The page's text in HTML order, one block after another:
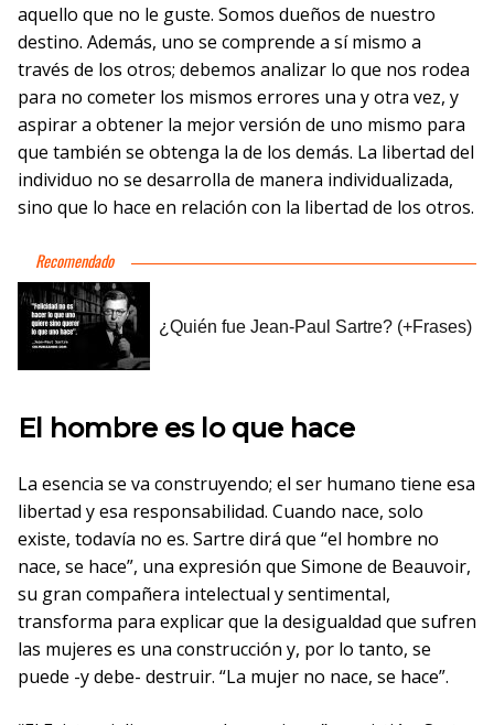
aquello que no le guste. Somos dueños de nuestro
destino. Además, uno se comprende a sí mismo a
través de los otros; debemos analizar lo que nos rodea
para no cometer los mismos errores una y otra vez, y
aspirar a obtener la mejor versión de uno mismo para
que también se obtenga la de los demás. La libertad del
individuo no se desarrolla de manera individualizada,
sino que lo hace en relación con la libertad de los otros.
El hombre es lo que hace
La esencia se va construyendo; el ser humano tiene esa
libertad y esa responsabilidad. Cuando nace, solo
existe, todavía no es. Sartre dirá que “el hombre no
nace, se hace”, una expresión que Simone de Beauvoir,
su gran compañera intelectual y sentimental,
transforma para explicar que la desigualdad que sufren
las mujeres es una construcción y, por lo tanto, se
puede -y debe- destruir. “La mujer no nace, se hace”.